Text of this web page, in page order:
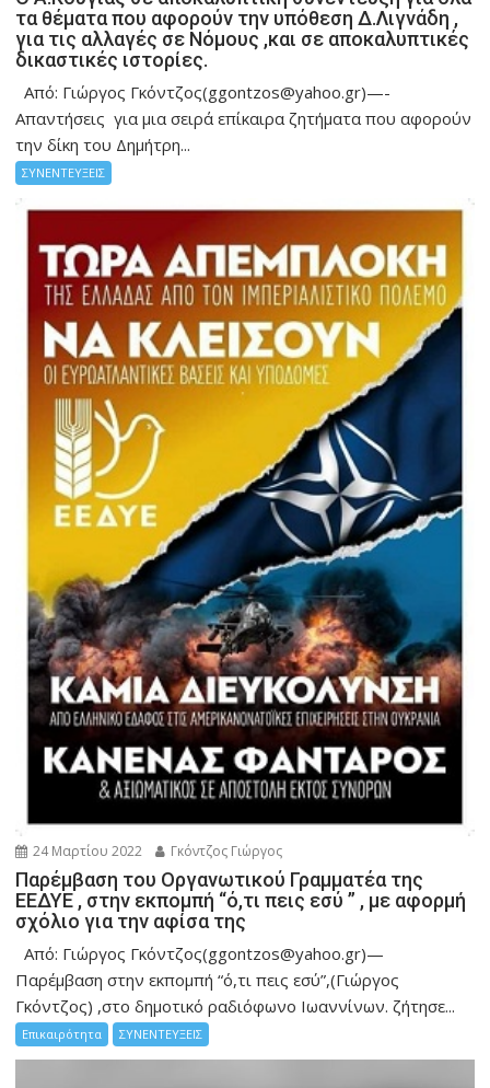
τα θέματα που αφορούν την υπόθεση Δ.Λιγνάδη ,
για τις αλλαγές σε Νόμους ,και σε αποκαλυπτικές
δικαστικές ιστορίες.
Από: Γιώργος Γκόντζος(ggontzos@yahoo.gr)—-
Απαντήσεις για μια σειρά επίκαιρα ζητήματα που αφορούν
την δίκη του Δημήτρη...
ΣΥΝΕΝΤΕΥΞΕΙΣ
24 Μαρτίου 2022 Γκόντζος Γιώργος
Παρέμβαση του Οργανωτικού Γραμματέα της
ΕΕΔΥΕ , στην εκπομπή “ό,τι πεις εσύ ” , με αφορμή
σχόλιο για την αφίσα της
Από: Γιώργος Γκόντζος(ggontzos@yahoo.gr)—
Παρέμβαση στην εκπομπή “ό,τι πεις εσύ”,(Γιώργος
Γκόντζος) ,στο δημοτικό ραδιόφωνο Ιωαννίνων. ζήτησε...
Επικαιρότητα ΣΥΝΕΝΤΕΥΞΕΙΣ